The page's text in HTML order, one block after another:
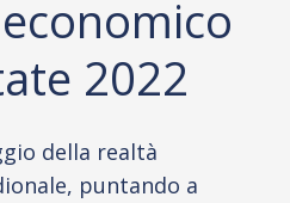
2022
della realtà
puntando a